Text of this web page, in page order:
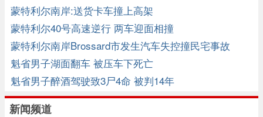
蒙特利尔南岸:送货卡车撞上高架
蒙特利尔40号高速逆行 两车迎面相撞
蒙特利尔南岸Brossard市发生汽车失控撞民宅事故
魁省男子湖面翻车 被压车下死亡
魁省男子醉酒驾驶致3尸4命 被判14年
新闻频道